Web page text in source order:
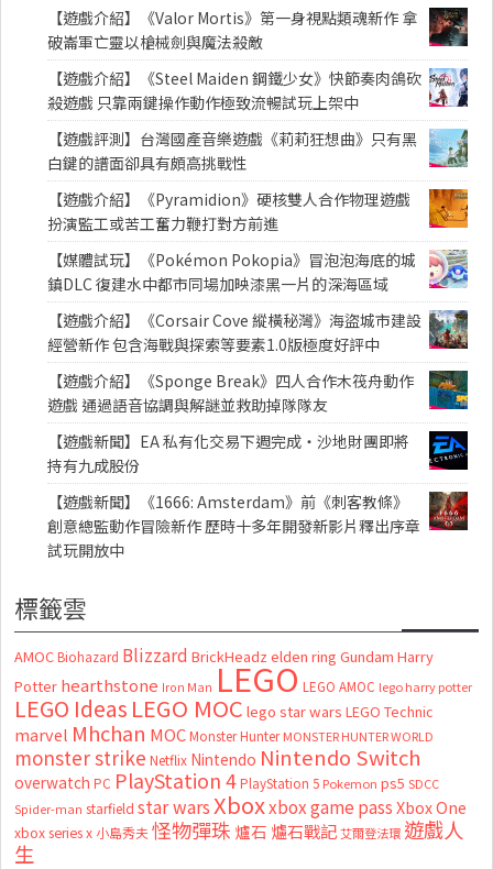
【遊戲介紹】《Valor Mortis》第一身視點類魂新作 拿
破崙軍亡靈以槍械劍與魔法殺敵
【遊戲介紹】《Steel Maiden 鋼鐵少女》快節奏肉鴿砍
殺遊戲 只靠兩鍵操作動作極致流暢試玩上架中
【遊戲評測】台灣國產音樂遊戲《莉莉狂想曲》只有黑
白鍵的譜面卻具有頗高挑戰性
【遊戲介紹】《Pyramidion》硬核雙人合作物理遊戲
扮演監工或苦工奮力鞭打對方前進
【媒體試玩】《Pokémon Pokopia》冒泡泡海底的城
鎮DLC 復建水中都市同場加映漆黑一片的深海區域
【遊戲介紹】《Corsair Cove 縱橫秘灣》海盜城市建設
經營新作 包含海戰與探索等要素1.0版極度好評中
【遊戲介紹】《Sponge Break》四人合作木筏舟動作
遊戲 通過語音協調與解謎並救助掉隊隊友
【遊戲新聞】EA 私有化交易下週完成・沙地財團即將
持有九成股份
【遊戲新聞】《1666: Amsterdam》前《刺客教條》
創意總監動作冒險新作 歷時十多年開發新影片釋出序章
試玩開放中
標籤雲
AMOC Biohazard Blizzard BrickHeadz elden ring Gundam Harry
Potter hearthstone Iron Man LEGO LEGO AMOC lego harry potter
LEGO Ideas LEGO MOC lego star wars LEGO Technic
marvel Mhchan MOC Monster Hunter MONSTER HUNTER WORLD
monster strike Netflix Nintendo Nintendo Switch
overwatch PC PlayStation 4 PlayStation 5 Pokemon ps5 SDCC
Spider-man starfield star wars Xboxxbox game passXbox One
xbox series x 小島秀夫怪物彈珠 爐石 爐石戰記艾爾登法環 遊戲人
生